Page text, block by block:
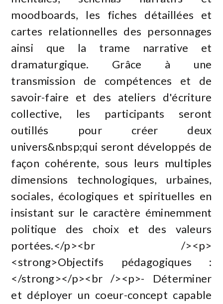
moodboards, les fiches détaillées et
cartes relationnelles des personnages
ainsi que la trame narrative et
dramaturgique. Grâce à une
transmission de compétences et de
savoir-faire et des ateliers d'écriture
collective, les participants seront
outillés pour créer deux
univers&nbsp;qui seront développés de
façon cohérente, sous leurs multiples
dimensions technologiques, urbaines,
sociales, écologiques et spirituelles en
insistant sur le caractère éminemment
politique des choix et des valeurs
portées.</p><br /><p>
<strong>Objectifs pédagogiques :
</strong></p><br /><p>- Déterminer
et déployer un coeur-concept capable